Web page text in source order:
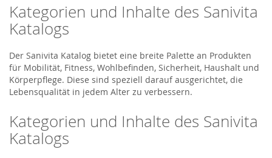
Kategorien und Inhalte des Sanivita
Katalogs
Der Sanivita Katalog bietet eine breite Palette an Produkten
für Mobilität, Fitness, Wohlbefinden, Sicherheit, Haushalt und
Körperpflege. Diese sind speziell darauf ausgerichtet, die
Lebensqualität in jedem Alter zu verbessern.
Kategorien und Inhalte des Sanivita
Katalogs